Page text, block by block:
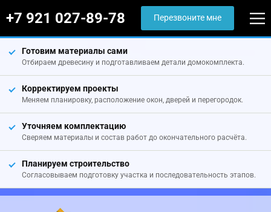
+7 921 027-89-78 Перезвоните мне
Готовим материалы сами
Отбираем древесину и подготавливаем детали домокомплекта.
Корректируем проекты
Меняем планировку, расположение окон, дверей и перегородок.
Уточняем комплектацию
Сверяем материалы и состав работ до окончательного расчёта.
Планируем строительство
Согласовываем подготовку участка и последовательность этапов.